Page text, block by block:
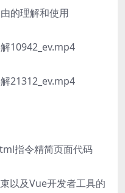
的理解和使用
10942_ev.mp4
21312_ev.mp4
指令精简页面代码
以及Vue开发者工具的